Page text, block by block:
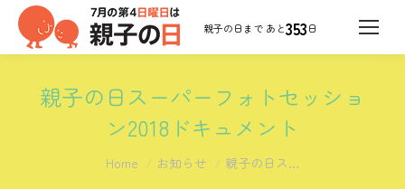
353日
親子の日スーパーフォトセッショ
ン2018ドキュメント
You are here:
Home お知らせ 親子の日ス…